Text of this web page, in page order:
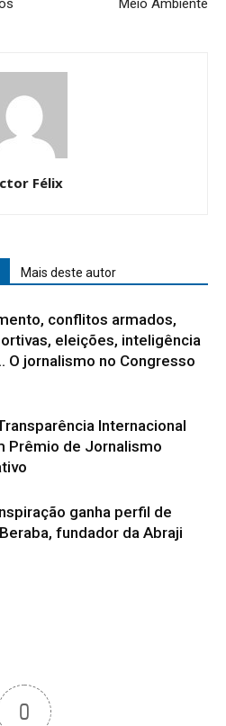
Meio Ambiente
Félix
Mais deste autor
conflitos armados,
eleições, inteligência
O jornalismo no Congresso
Internacional
Prêmio de Jornalismo
ganha perfil de
fundador da Abraji
0